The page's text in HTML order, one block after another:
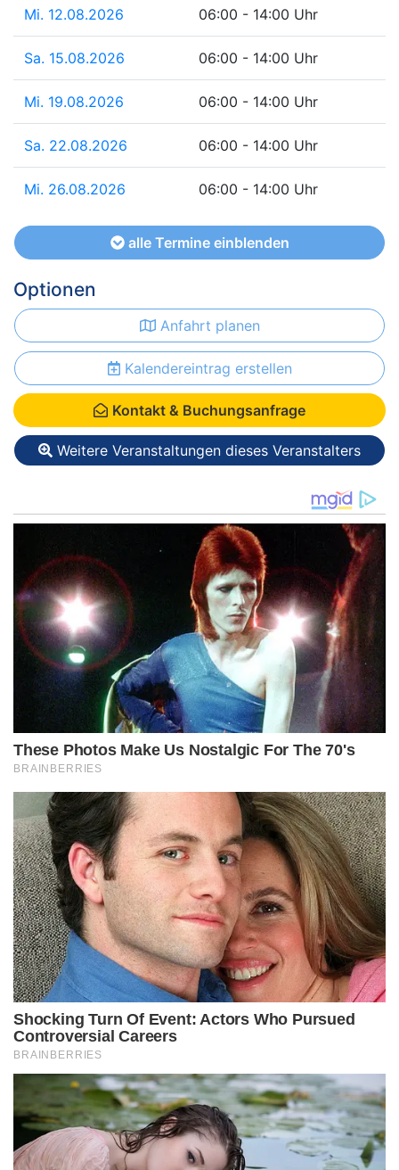
Mi. 12.08.2026 06:00 - 14:00 Uhr
Sa. 15.08.2026 06:00 - 14:00 Uhr
Mi. 19.08.2026 06:00 - 14:00 Uhr
Sa. 22.08.2026 06:00 - 14:00 Uhr
Mi. 26.08.2026 06:00 - 14:00 Uhr
alle Termine einblenden
Optionen
Anfahrt planen
Kalendereintrag erstellen
Kontakt & Buchungsanfrage
Weitere Veranstaltungen dieses Veranstalters